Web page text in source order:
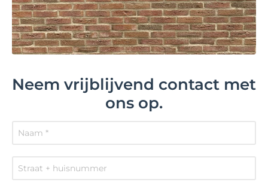
Neem vrijblijvend contact met
ons op.